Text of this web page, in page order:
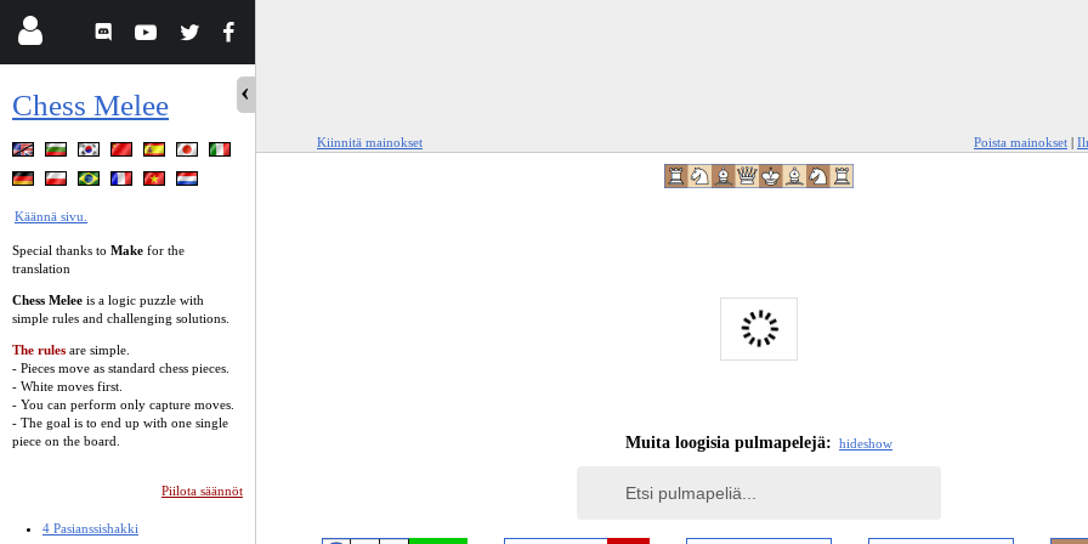
Chess Melee
Käännä sivu.
Special thanks to Make for the
translation
Chess Melee is a logic puzzle with
simple rules and challenging solutions.
The rules are simple.
- Pieces move as standard chess pieces.
- White moves first.
- You can perform only capture moves.
- The goal is to end up with one single
piece on the board.
Piilota säännöt
4 Pasianssishakki
Kiinnitä mainokset Poista mainokset |
Muita loogisia pulmapelejä: hideshow